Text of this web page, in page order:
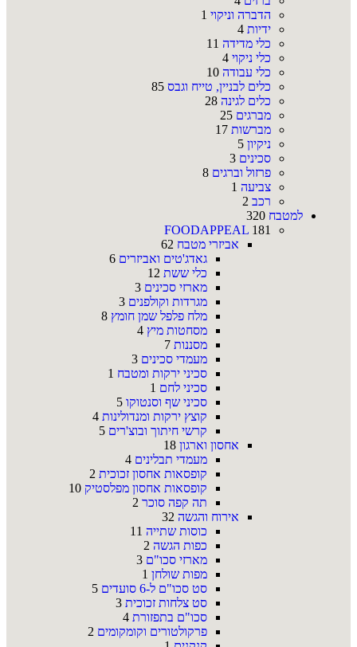
הדברה וניקוי 1
ידיות 4
כלי מדידה 11
כלי ניקוי 4
כלי עבודה 10
כלים לבניין, טייח וגבס 85
כלים לגינה 28
מברגים 25
מברשות 17
ניקיון 5
סכינים 3
פרזול וברגים 8
צביעה 1
רכב 2
למטבח 320
FOODAPPEAL 181
אביזרי מטבח 62
גאדג'טים ואביזרים 6
כלי ששת 12
מארזי סכינים 3
מגרדות וקולפנים 3
מלח פלפל שמן חומץ 8
מסחטות מיץ 4
מסננות 7
מעמדי סכינים 3
סכיני ירקות ומטבח 1
סכיני לחם 1
סכיני שף וסנטוקו 5
קוצץ ירקות ומנדולינות 4
קרשי חיתוך ובוצ'רים 5
אחסון וארגון 18
מעמדי תבלינים 4
קופסאות אחסון זכוכית 2
קופסאות אחסון מפלסטיק 10
תה קפה סוכר 2
אירוח והגשה 32
כוסות שתייה 11
כפות הגשה 2
מארזי סכו"ם 3
מפות שולחן 1
סט סכו"ם ל-6 סועדים
5
סט צלחות זכוכית 3
סכו"ם בתפזורת 4
פרקולטורים וקומקומים 2